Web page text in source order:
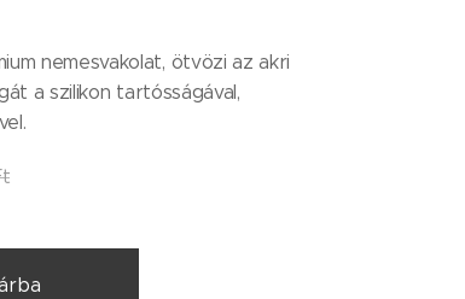
nemesvakolat, ötvözi az akri
a szilikon tartósságával,